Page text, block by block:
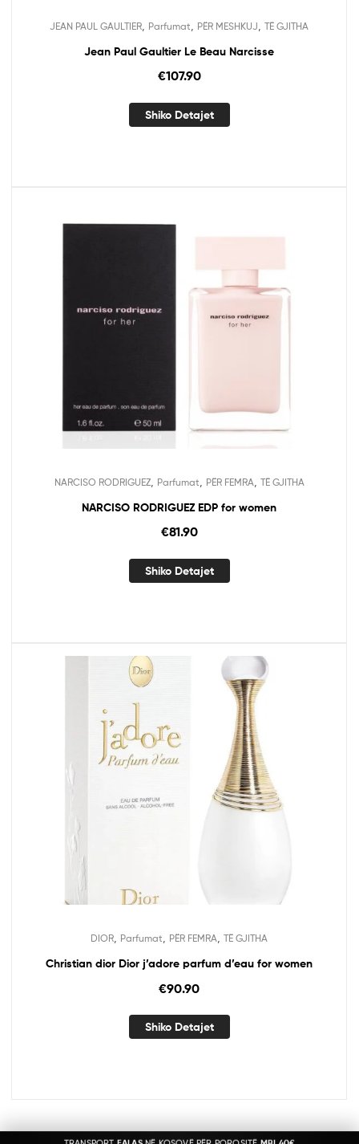
JEAN PAUL GAULTIER Parfumat PËR MESHKUJ TË GJITHA
Jean Paul Gaultier Le Beau Narcisse
€107.90
Shiko Detajet
NARCISO RODRIGUEZ, Parfumat PËR FEMRA TË GJITHA
NARCISO RODRIGUEZ EDP for women
€81.90
Shiko Detajet
DIOR Parfumat PËR FEMRA TË GJITHA
Christian dior Dior j’adore parfum d’eau for women
€90.90
Shiko Detajet